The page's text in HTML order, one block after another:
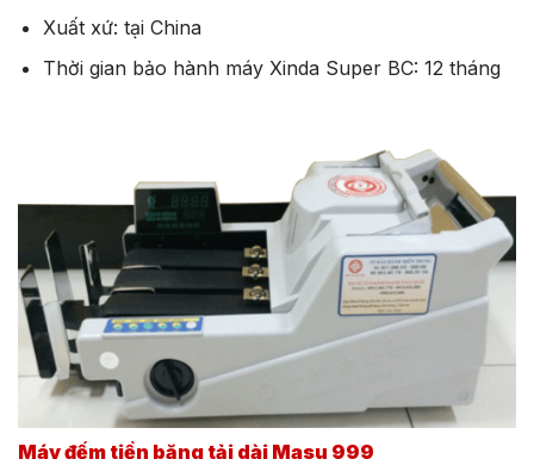
Xuất xứ: tại China
Thời gian bảo hành máy Xinda Super BC: 12 tháng
Máy đếm tiền băng tải dài Masu 999